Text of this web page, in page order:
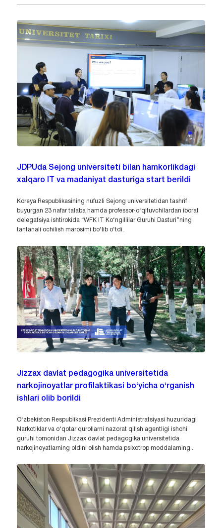
JDPUda Sejong universiteti bilan hamkorlikdagi
xalqaro IT va madaniyat dasturiga start berildi
Koreya Respublikasining nufuzli Sejong universitetidan tashrif
buyurgan 23 nafar talaba hamda professor-o‘qituvchilardan iborat
delegatsiya ishtirokida “WFK IT Ko‘ngillilar Guruhi Dasturi”ning
tantanali ochilish marosimi bo‘lib o‘tdi.
Jizzax davlat pedagogika universitetida
narkojinoyatlar profilaktikasi bo‘yicha o‘rganish
ishlari olib borildi
O‘zbekiston Respublikasi Prezidenti Administratsiyasi huzuridagi
Narkotiklar va o‘qotar qurollarni nazorat qilish agentligi ishchi
guruhi tomonidan Jizzax davlat pedagogika universitetida
narkojinoyatlarning oldini olish hamda psixotrop moddalarning...